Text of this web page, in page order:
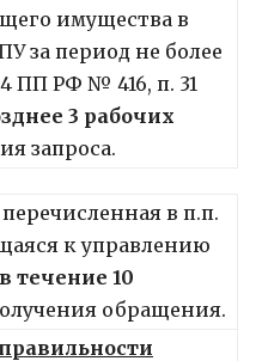
имущества в
за период не более
ПП РФ № 416, п. 31
3 рабочих
запроса.
перечисленная в п.п.
к управлению
в течение 10
обращения.